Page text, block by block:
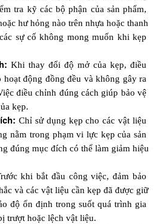
tra kỹ các bộ phận của sản phẩm,
hư hỏng nào trên nhựa hoặc thanh
sự cố không mong muốn khi kẹp
Khi thay đổi độ mở của kẹp, điều
động đồng đều và không gây ra
điều chỉnh đúng cách giúp bảo vệ
kẹp.
Chỉ sử dụng kẹp cho các vật liệu
nằm trong phạm vi lực kẹp của sản
đúng mục đích có thể làm giảm hiệu
khi bắt đầu công việc, đảm bảo
và các vật liệu cần kẹp đã được giữ
độ ổn định trong suốt quá trình gia
trượt hoặc lệch vật liệu.